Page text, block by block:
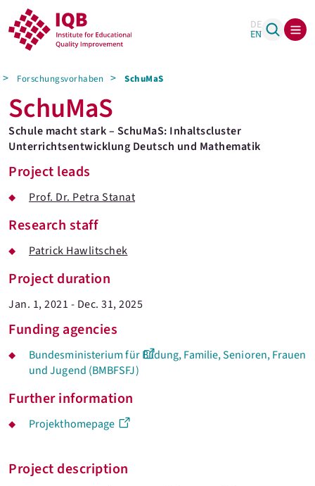
DE
EN
Forschungsvorhaben SchuMaS
Project leads
Prof. Dr. Petra Stanat
Research staff
Patrick Hawlitschek
Project duration
Jan. 1, 2021 - Dec. 31, 2025
Funding agencies
Bundesministerium für Bildung, Familie, Senioren, Frauen
und Jugend (BMBFSFJ)
Further information
Projekthomepage
Project description
SchuMaS
Schule macht stark – SchuMaS: Inhaltscluster
Unterrichtsentwicklung Deutsch und Mathematik